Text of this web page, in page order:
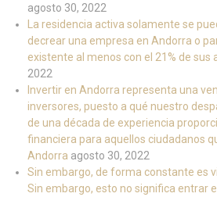
agosto 30, 2022
La residencia activa solamente se
decrear una empresa en Andorra o
existente al menos con el 21% de sus
2022
Invertir en Andorra representa una
inversores, puesto a qué nuestro
de una década de experiencia
financiera para aquellos ciudadanos
Andorra agosto 30, 2022
Sin embargo, de forma constante es
Sin embargo, esto no significa entrar